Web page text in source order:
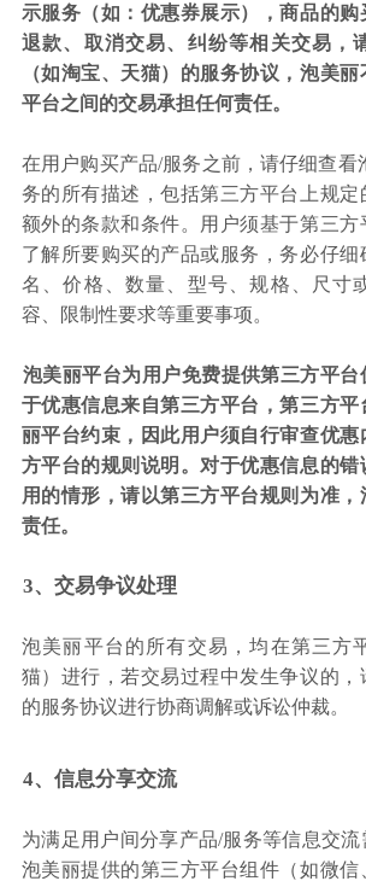
示服务（如：优惠券展示），商品的购
退款、取消交易、纠纷等相关交易，
（如淘宝、天猫）的服务协议，泡美
平台之间的交易承担任何责任。
在用户购买产品/服务之前，请仔细查看
务的所有描述，包括第三方平台上规定
额外的条款和条件。用户须基于第三方
了解所要购买的产品或服务，务必仔细
名、价格、数量、型号、规格、尺寸
容、限制性要求等重要事项。
泡美丽平台为用户免费提供第三方平台
于优惠信息来自第三方平台，第三方平
丽平台约束，因此用户须自行审查优惠
方平台的规则说明。对于优惠信息的错
用的情形，请以第三方平台规则为准，
责任。
3、交易争议处理
泡美丽平台的所有交易，均在第三方
猫）进行，若交易过程中发生争议的，
的服务协议进行协商调解或诉讼仲裁。
4、信息分享交流
为满足用户间分享产品/服务等信息交
泡美丽提供的第三方平台组件（如微信